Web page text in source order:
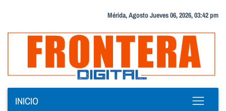
Mérida, Agosto Jueves 06, 2026, 03:42 pm
INICIO